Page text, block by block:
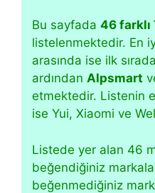
Bu sayfada 46 farklı
listelenmektedir. En
arasında ise ilk sırada
ardından Alpsmart
etmektedir. Listenin
ise Yui, Xiaomi ve
Listede yer alan 46
beğendiğiniz
beğenmediğiniz